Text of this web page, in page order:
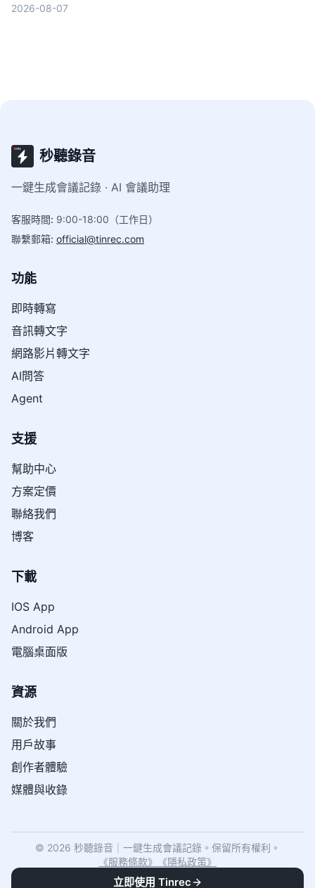
2026-08-07
秒聽錄音
一鍵生成會議記錄 · AI 會議助理
客服時間: 9:00-18:00（工作日）
聯繫郵箱: official@tinrec.com
功能
即時轉寫
音訊轉文字
網路影片轉文字
AI問答
Agent
支援
幫助中心
方案定價
聯絡我們
博客
下載
IOS App
Android App
電腦桌面版
資源
關於我們
用戶故事
創作者體驗
媒體與收錄
© 2026 秒聽錄音｜一鍵生成會議記錄。保留所有權利。
《服務條款》 《隱私政策》
立即使用 Tinrec